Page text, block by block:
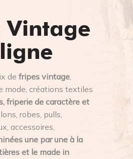
Vintage
de fripes vintage,
mode, créations textiles
friperie de caractère et
robes, pulls,
accessoires,
une par une à la
et le made in